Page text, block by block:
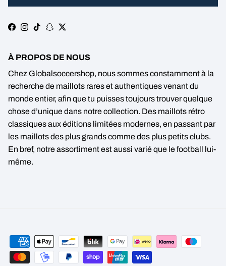
Facebook
Instagram
TikTokSnapchat
Twitter
À PROPOS DE NOUS
Chez Globalsoccershop, nous sommes constamment à la
recherche de maillots rares et authentiques venant du
monde entier, afin que tu puisses toujours trouver quelque
chose d’unique dans notre collection. Des maillots rétro
classiques aux éditions limitées modernes, en passant par
les maillots des plus grands comme des plus petits clubs.
En bref, notre assortiment est aussi varié que le football lui-
même.